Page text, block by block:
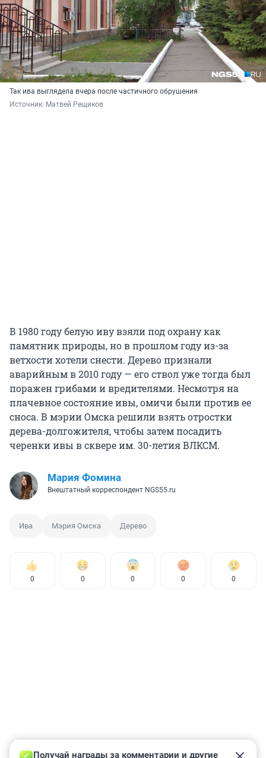
Так ива выглядела вчера после частичного обрушения
Источник: Матвей Рещиков
В 1980 году белую иву взяли под охрану как
памятник природы, но в прошлом году из-за
ветхости хотели снести. Дерево признали
аварийным в 2010 году — его ствол уже тогда был
поражен грибами и вредителями. Несмотря на
плачевное состояние ивы, омичи были против ее
сноса. В мэрии Омска решили взять отростки
дерева-долгожителя, чтобы затем посадить
черенки ивы в сквере им. 30-летия ВЛКСМ.
Мария Фомина
Внештатный корреспондент NGS55.ru
Ива Мэрия Омска Дерево
0 0 0 0 0
Получай награды за комментарии и другие